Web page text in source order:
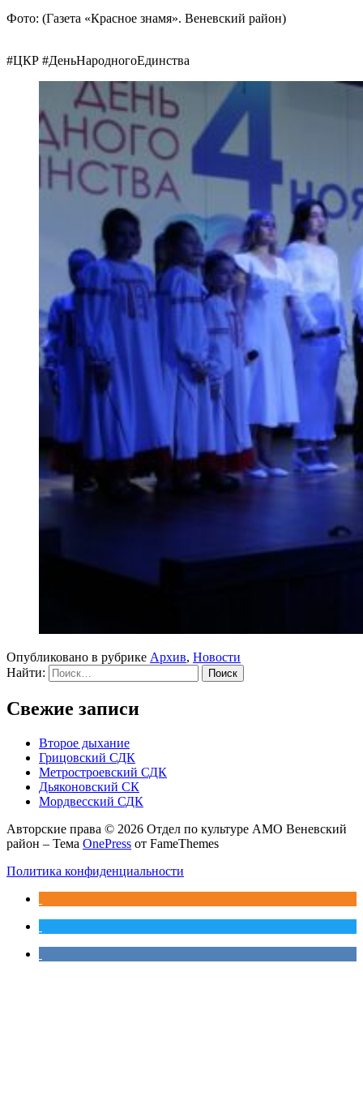
Фото: (Газета «Красное знамя». Веневский район)
#ЦКР #ДеньНародногоЕдинства
Опубликовано в рубрике Архив, Новости
Найти:
Свежие записи
Второе дыхание
Грицовский СДК
Метростроевский СДК
Дьяконовский СК
Мордвесский СДК
Авторские права © 2026 Отдел по культуре АМО Веневский
район – Тема OnePress от FameThemes
Политика конфиденциальности